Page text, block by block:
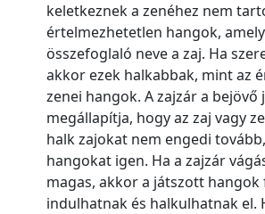
keletkeznek a zenéhez nem
értelmezhetetlen hangok,
összefoglaló neve a zaj. Ha
akkor ezek halkabbak, mint az
zenei hangok. A zajzár a
megállapítja, hogy az zaj vagy
halk zajokat nem engedi
hangokat igen. Ha a zajzár
magas, akkor a játszott hangok
indulhatnak és halkulhatnak el.